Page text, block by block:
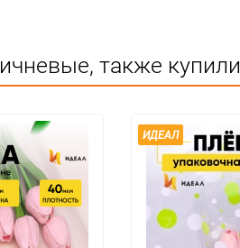
также купили
ИДЕАЛ